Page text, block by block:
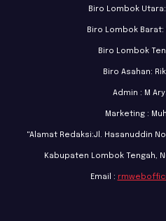
Biro Lombok
Biro Lombok Barat:
Biro Lombok
Biro Asahan:
Admin : M
Marketing :
"Alamat Redaksi:Jl. Hasanuddin
Kabupaten Lombok Tengah,
Email :